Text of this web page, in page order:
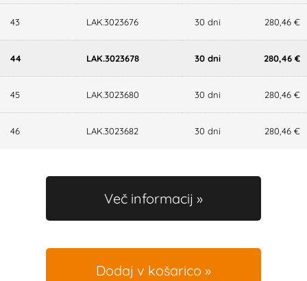
43 LAK.3023676 30 dni 280,46 €
44 LAK.3023678 30 dni 280,46 €
45 LAK.3023680 30 dni 280,46 €
46 LAK.3023682 30 dni 280,46 €
Več informacij
Dodaj v košarico